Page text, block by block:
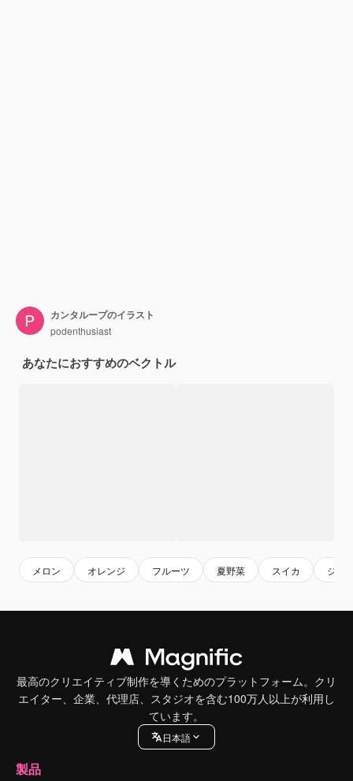
カンタループのイラスト
podenthusiast
あなたにおすすめのベクトル
メロン オレンジ フルーツ 夏野菜 スイカ ジュ
最高のクリエイティブ制作を導くためのプラットフォーム。クリ
エイター、企業、代理店、スタジオを含む100万人以上が利用し
ています。
日本語
製品